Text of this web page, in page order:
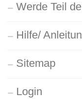
Werde Teil
Hilfe/
Sitemap
Login